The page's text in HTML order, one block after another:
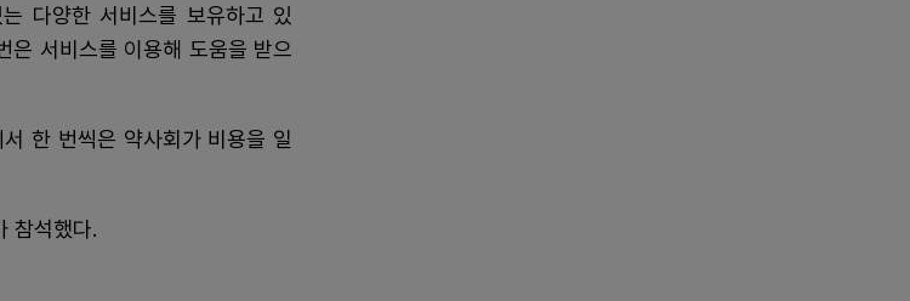
다양한 서비스를 보유하고 있
은 서비스를 이용해 도움을 받으
한 번씩은 약사회가 비용을 일
참석했다.